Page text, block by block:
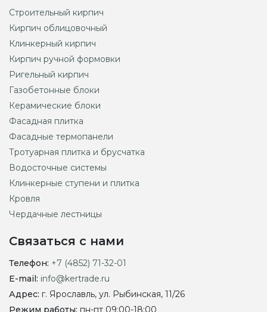
Строительный кирпич
Кирпич облицовочный
Клинкерный кирпич
Кирпич ручной формовки
Ригельный кирпич
Газобетонные блоки
Керамические блоки
Фасадная плитка
Фасадные термопанели
Тротуарная плитка и брусчатка
Водосточные системы
Клинкерные ступени и плитка
Кровля
Чердачные лестницы
Связаться с нами
Телефон: +7 (4852) 71-32-01
E-mail: info@kertrade.ru
Адрес: г. Ярославль, ул. Рыбинская, 11/26
Режим работы: пн-пт 09:00-18:00